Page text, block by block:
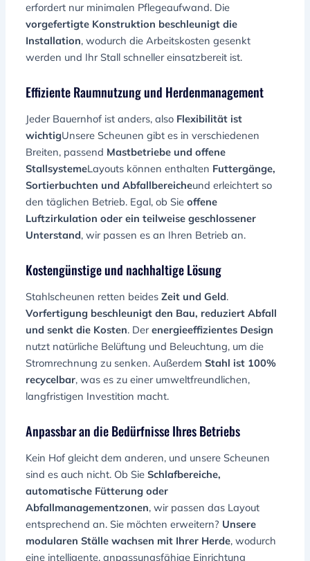
erfordert nur minimalen Pflegeaufwand. Die
vorgefertigte Konstruktion beschleunigt die
Installation, wodurch die Arbeitskosten gesenkt
werden und Ihr Stall schneller einsatzbereit ist.
Effiziente Raumnutzung und Herdenmanagement
Jeder Bauernhof ist anders, also Flexibilität ist
wichtigUnsere Scheunen gibt es in verschiedenen
Breiten, passend Mastbetriebe und offene
StallsystemeLayouts können enthalten Futtergänge,
Sortierbuchten und Abfallbereicheund erleichtert so
den täglichen Betrieb. Egal, ob Sieoffene
Luftzirkulation oder ein teilweise geschlossener
Unterstand, wir passen es an Ihren Betrieb an.
Kostengünstige und nachhaltige Lösung
Stahlscheunen retten beidesZeit und Geld.
Vorfertigung beschleunigt den Bau, reduziert Abfall
und senkt die Kosten. Derenergieeffizientes Design
nutzt natürliche Belüftung und Beleuchtung, um die
Stromrechnung zu senken. AußerdemStahl ist 100%
recycelbar, was es zu einer umweltfreundlichen,
langfristigen Investition macht.
Anpassbar an die Bedürfnisse Ihres Betriebs
Kein Hof gleicht dem anderen, und unsere Scheunen
sind es auch nicht. Ob SieSchlafbereiche,
automatische Fütterung oder
Abfallmanagementzonen, wir passen das Layout
entsprechend an. Sie möchten erweitern? Unsere
modularen Ställe wachsen mit Ihrer Herde, wodurch
eine intelligente, anpassungsfähige Einrichtung